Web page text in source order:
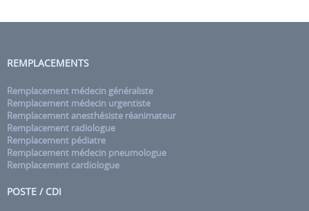
REMPLACEMENTS
Remplacement médecin généraliste
Remplacement médecin urgentiste
Remplacement anesthésiste réanimateur
Remplacement radiologue
Remplacement pédiatre
Remplacement médecin pneumologue
Remplacement cardiologue
POSTE / CDI